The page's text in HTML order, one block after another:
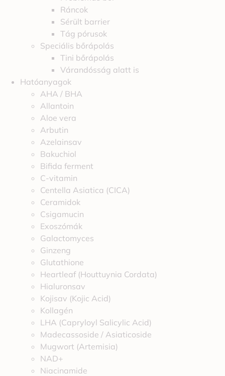
Ráncok
Sérült barrier
Tág pórusok
Speciális bőrápolás
Tini bőrápolás
Várandósság alatt is
Hatóanyagok
AHA / BHA
Allantoin
Aloe vera
Arbutin
Azelainsav
Bakuchiol
Bifida ferment
C-vitamin
Centella Asiatica (CICA)
Ceramidok
Csigamucin
Exoszómák
Galactomyces
Ginzeng
Glutathione
Heartleaf (Houttuynia Cordata)
Hialuronsav
Kojisav (Kojic Acid)
Kollagén
LHA (Capryloyl Salicylic Acid)
Madecassoside / Asiaticoside
Mugwort (Artemisia)
NAD+
Niacinamide